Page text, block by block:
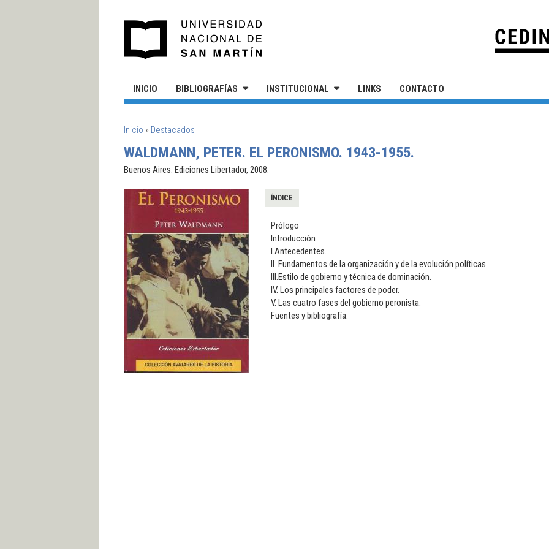
INICIO BIBLIOGRAFÍAS INSTITUCIONAL LINKS CONTACTO
SE ENCUENTRA USTED AQUÍ
Inicio » Destacados
WALDMANN, PETER. EL PERONISMO. 1943-1955.
Buenos Aires: Ediciones Libertador, 2008.
ÍNDICE
Prólogo
Introducción
I.Antecedentes.
II. Fundamentos de la organización y de la evolución políticas.
III.Estilo de gobierno y técnica de dominación.
IV. Los principales factores de poder.
V. Las cuatro fases del gobierno peronista.
Fuentes y bibliografía.